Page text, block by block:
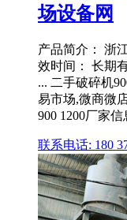
场设备网
产品简介： 浙
效时间： 长期
... 二手破碎机
易市场,微商微
900 1200厂家
联系电话: 180